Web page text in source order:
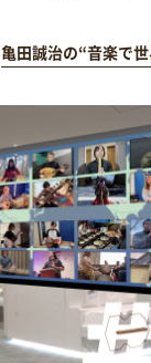
亀田誠治の“音楽で